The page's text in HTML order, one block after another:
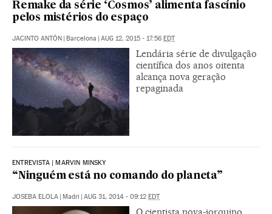
Remake da série ‘Cosmos’ alimenta fascínio
pelos mistérios do espaço
JACINTO ANTÓN Barcelona AUG 12, 2015 - 17:56 EDT
Lendária série de divulgação
científica dos anos oitenta
alcança nova geração
repaginada
ENTREVISTA | MARVIN MINSKY
“Ninguém está no comando do planeta”
JOSEBA ELOLA Madri AUG 31, 2014 - 09:12 EDT